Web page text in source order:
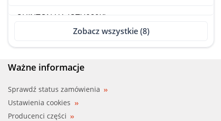
QUINTON HA (QTH989K)
Zobacz wszystkie (8)
Ważne informacje
Sprawdź status zamówienia
Ustawienia cookies
Producenci części